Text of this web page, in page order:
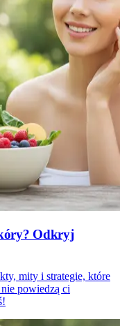
Odkryj
mity i strategie, które
powiedzą ci